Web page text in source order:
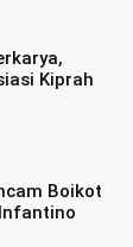
Kiprah
Boikot